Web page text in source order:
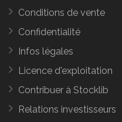
Conditions de vente
Confidentialité
Infos légales
Licence d'exploitation
Contribuer à Stocklib
Relations investisseurs